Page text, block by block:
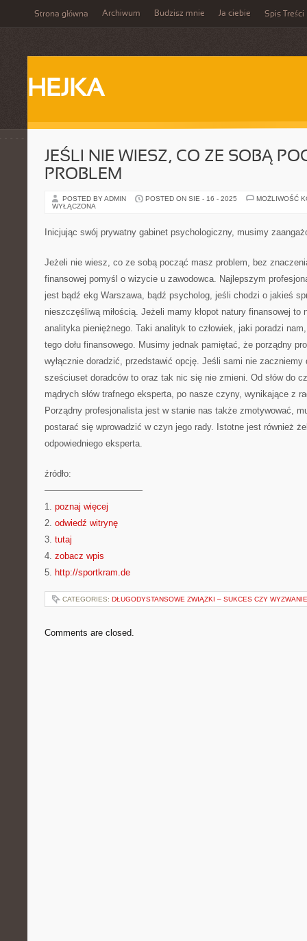
Strona główna Archiwum Budzisz mnie Ja ciebie Spis Treści
HEJKA
JEŚLI NIE WIESZ, CO ZE SOBĄ
PROBLEM
POSTED BY ADMIN POSTED ON SIE - 16 - 2025
MOŻLIWOŚĆ
WYŁĄCZONA
Inicjując swój prywatny gabinet psychologiczny, musimy
Jeżeli nie wiesz, co ze sobą począć masz problem, bez
finansowej pomyśl o wizycie u zawodowca. Najlepszym
jest bądź ekg Warszawa, bądź psycholog, jeśli chodzi o jakieś
nieszczęśliwą miłością. Jeżeli mamy kłopot natury finansowej to
analityka pieniężnego. Taki analityk to człowiek, jaki poradzi
tego dołu finansowego. Musimy jednak pamiętać, że porządny
wyłącznie doradzić, przedstawić opcję. Jeśli sami nie zaczniemy
sześciuset doradców to oraz tak nic się nie zmieni. Od słów do
mądrych słów trafnego eksperta, po nasze czyny, wynikające z
Porządny profesjonalista jest w stanie nas także zmotywować,
postarać się wprowadzić w czyn jego rady. Istotne jest również
odpowiedniego eksperta.
źródło:
———————————
1. poznaj więcej
2. odwiedź witrynę
3. tutaj
4. zobacz wpis
5. http://sportkram.de
CATEGORIES: DŁUGODYSTANSOWE ZWIĄZKI – SUKCES CZY
Comments are closed.